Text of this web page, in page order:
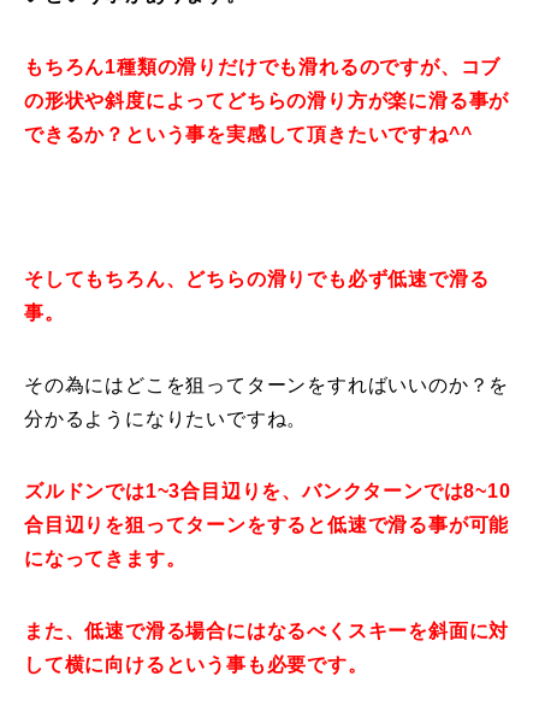
お問合せ 特定商取引法に基づく表記 プライバシーポリシー 会社
もちろん1種類の滑りだけでも滑れるのですが、コブ
の形状や斜度によってどちらの滑り方が楽に滑る事が
できるか？という事を実感して頂きたいですね^^
そしてもちろん、どちらの滑りでも必ず低速で滑る
事。
その為にはどこを狙ってターンをすればいいのか？を
分かるようになりたいですね。
ズルドンでは1~3合目辺りを、バンクターンでは8~10
合目辺りを狙ってターンをすると低速で滑る事が可能
になってきます。
また、低速で滑る場合にはなるべくスキーを斜面に対
して横に向けるという事も必要です。